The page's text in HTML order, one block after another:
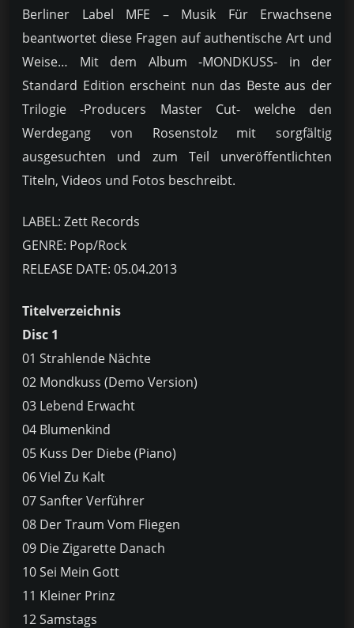
Berliner Label MFE – Musik Für Erwachsene
beantwortet diese Fragen auf authentische Art und
Weise… Mit dem Album -MONDKUSS- in der
Standard Edition erscheint nun das Beste aus der
Trilogie -Producers Master Cut- welche den
Werdegang von Rosenstolz mit sorgfältig
ausgesuchten und zum Teil unveröffentlichten
Titeln, Videos und Fotos beschreibt.
LABEL: Zett Records
GENRE: Pop/Rock
RELEASE DATE: 05.04.2013
Titelverzeichnis
Disc 1
01 Strahlende Nächte
02 Mondkuss (Demo Version)
03 Lebend Erwacht
04 Blumenkind
05 Kuss Der Diebe (Piano)
06 Viel Zu Kalt
07 Sanfter Verführer
08 Der Traum Vom Fliegen
09 Die Zigarette Danach
10 Sei Mein Gott
11 Kleiner Prinz
12 Samstags